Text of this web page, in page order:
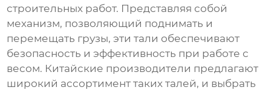
строительных работ. Представляя собой
механизм, позволяющий поднимать и
перемещать грузы, эти тали обеспечивают
безопасность и эффективность при работе с
весом. Китайские производители предлагают
широкий ассортимент таких талей, и выбрать